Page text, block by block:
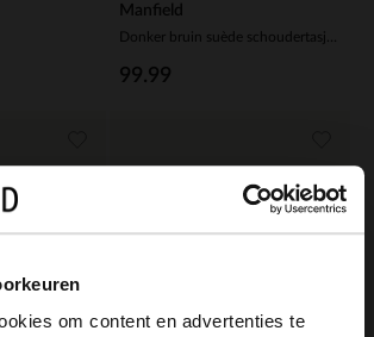
om content en advertenties te
Manfield
99.99